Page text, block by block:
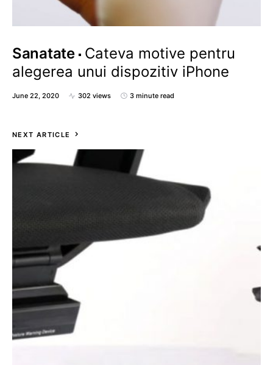
Sanatate Cateva motive pentru
alegerea unui dispozitiv iPhone
June 22, 2020 302 views 3 minute read
NEXT ARTICLE